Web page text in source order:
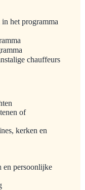
het programma
chauffeurs
of
kerken en
en persoonlijke